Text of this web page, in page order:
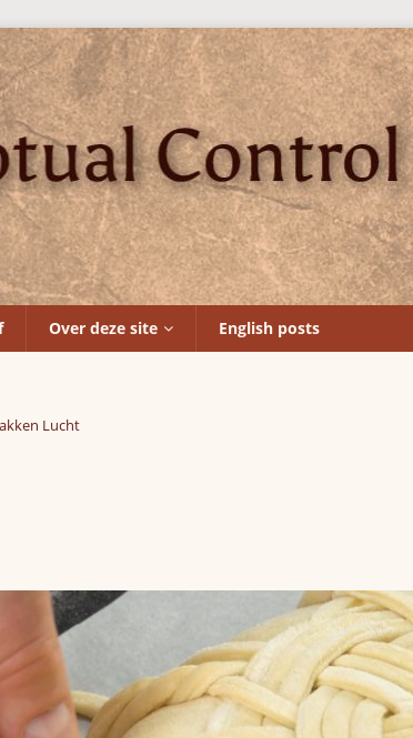
Over deze site English posts
Lucht